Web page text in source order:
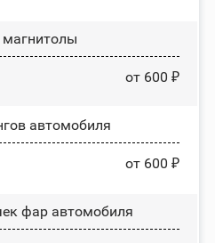
от 600 ₽
автомобиля
от 600 ₽
фар автомобиля